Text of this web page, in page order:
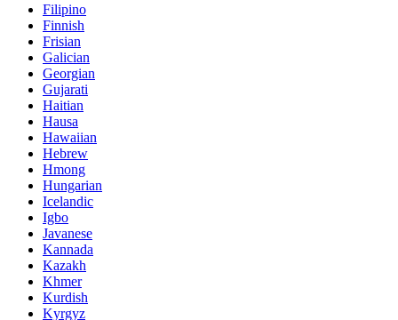
Filipino
Finnish
Frisian
Galician
Georgian
Gujarati
Haitian
Hausa
Hawaiian
Hebrew
Hmong
Hungarian
Icelandic
Igbo
Javanese
Kannada
Kazakh
Khmer
Kurdish
Kyrgyz